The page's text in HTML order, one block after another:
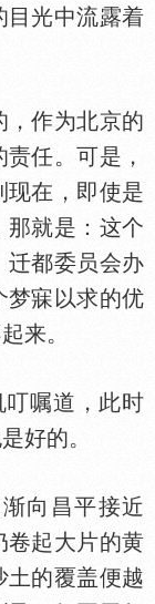
光中流露着
作为北京的
任。可是，
现在，即使是
那就是：这个
迁都委员会办
梦寐以求的优
来。
嘱道，此时
好的。
向昌平接近
卷起大片的黄
土的覆盖便越